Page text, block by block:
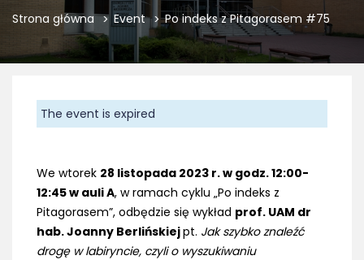
Strona główna Event Po indeks z Pitagorasem #75
The event is expired
We wtorek 28 listopada 2023 r.w godz. 12:00-
12:45 w auli A, w ramach cyklu „Po indeks z
Pitagorasem”, odbędzie się wykład prof. UAM dr
hab.Joanny Berlińskiejpt. Jak szybko znaleźć
drogę w labiryncie, czyli o wyszukiwaniu